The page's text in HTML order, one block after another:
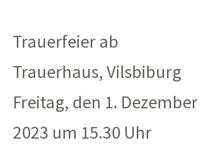
Trauerfeier ab
Trauerhaus, Vilsbiburg
Freitag, den 1. Dezember
2023 um 15.30 Uhr